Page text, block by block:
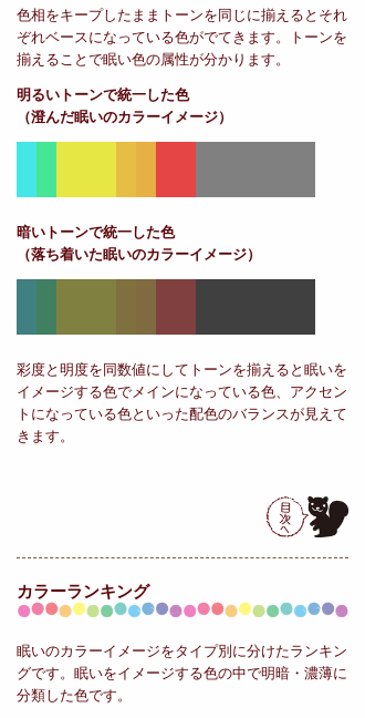
色相をキープしたままトーンを同じに揃えるとそれ
ぞれベースになっている色がでてきます。トーンを
揃えることで眠い色の属性が分かります。
明るいトーンで統一した色
（澄んだ眠いのカラーイメージ）
暗いトーンで統一した色
（落ち着いた眠いのカラーイメージ）
彩度と明度を同数値にしてトーンを揃えると眠いを
イメージする色でメインになっている色、アクセン
トになっている色といった配色のバランスが見えて
きます。
カラーランキング
眠いのカラーイメージをタイプ別に分けたランキン
グです。眠いをイメージする色の中で明暗・濃薄に
分類した色です。